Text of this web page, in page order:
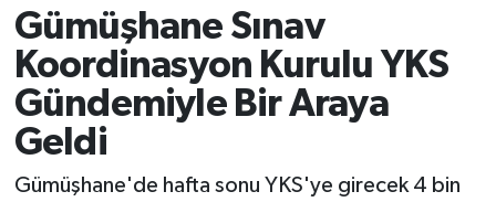
Gümüşhane Sınav
Koordinasyon Kurulu YKS
Gündemiyle Bir Araya
Geldi
Gümüşhane'de hafta sonu YKS'ye girecek 4 bin
Süper Lig Puan Durumu ve Fikstür
Tüm Manşetler
Son Dakika Haberleri
Haber Arşivi